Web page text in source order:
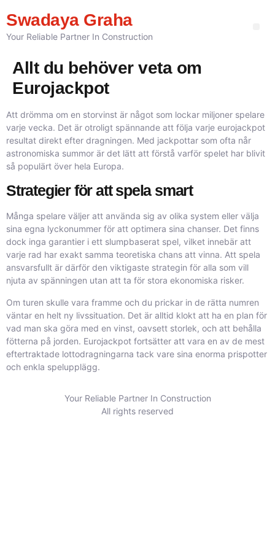
Swadaya Graha
Your Reliable Partner In Construction
Allt du behöver veta om
Eurojackpot
Att drömma om en storvinst är något som lockar miljoner spelare
varje vecka. Det är otroligt spännande att följa varje eurojackpot
resultat direkt efter dragningen. Med jackpottar som ofta når
astronomiska summor är det lätt att förstå varför spelet har blivit
så populärt över hela Europa.
Strategier för att spela smart
Många spelare väljer att använda sig av olika system eller välja
sina egna lyckonummer för att optimera sina chanser. Det finns
dock inga garantier i ett slumpbaserat spel, vilket innebär att
varje rad har exakt samma teoretiska chans att vinna. Att spela
ansvarsfullt är därför den viktigaste strategin för alla som vill
njuta av spänningen utan att ta för stora ekonomiska risker.
Om turen skulle vara framme och du prickar in de rätta numren
väntar en helt ny livssituation. Det är alltid klokt att ha en plan för
vad man ska göra med en vinst, oavsett storlek, och att behålla
fötterna på jorden. Eurojackpot fortsätter att vara en av de mest
eftertraktade lottodragningarna tack vare sina enorma prispotter
och enkla spelupplägg.
Your Reliable Partner In Construction
All rights reserved